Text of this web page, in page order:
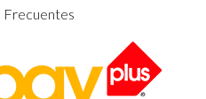
Frecuentes